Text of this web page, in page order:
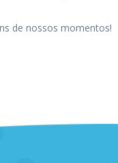
de nossos momentos!